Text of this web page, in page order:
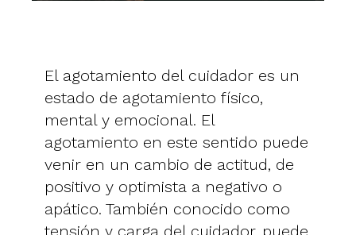
El agotamiento del cuidador es un
estado de agotamiento físico,
mental y emocional. El
agotamiento en este sentido puede
venir en un cambio de actitud, de
positivo y optimista a negativo o
apático. También conocido como
tensión y carga del cuidador, puede